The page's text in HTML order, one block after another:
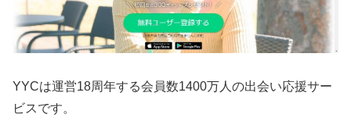
YYCは運営18周年する会員数1400万人の出会い応援サー
ビスです。